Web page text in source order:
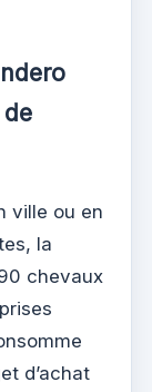
ville ou en
la
chevaux
d’achat